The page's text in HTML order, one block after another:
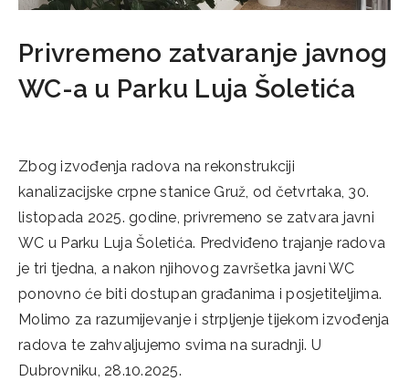
Privremeno zatvaranje javnog
WC-a u Parku Luja Šoletića
Zbog izvođenja radova na rekonstrukciji
kanalizacijske crpne stanice Gruž, od četvrtaka, 30.
listopada 2025. godine, privremeno se zatvara javni
WC u Parku Luja Šoletića. Predviđeno trajanje radova
je tri tjedna, a nakon njihovog završetka javni WC
ponovno će biti dostupan građanima i posjetiteljima.
Molimo za razumijevanje i strpljenje tijekom izvođenja
radova te zahvaljujemo svima na suradnji. U
Dubrovniku, 28.10.2025.